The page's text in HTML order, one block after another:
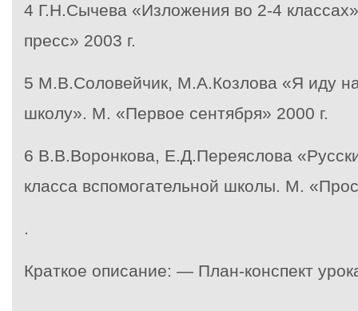
4 Г.Н.Сычева «Изложения во 2-4
пресс» 2003 г.
5 М.В.Соловейчик, М.А.Козлова «Я иду
школу». М. «Первое сентября» 2000 г.
6 В.В.Воронкова, Е.Д.Переяслова
класса вспомогательной школы. М.
.
Краткое описание: — План-конспект